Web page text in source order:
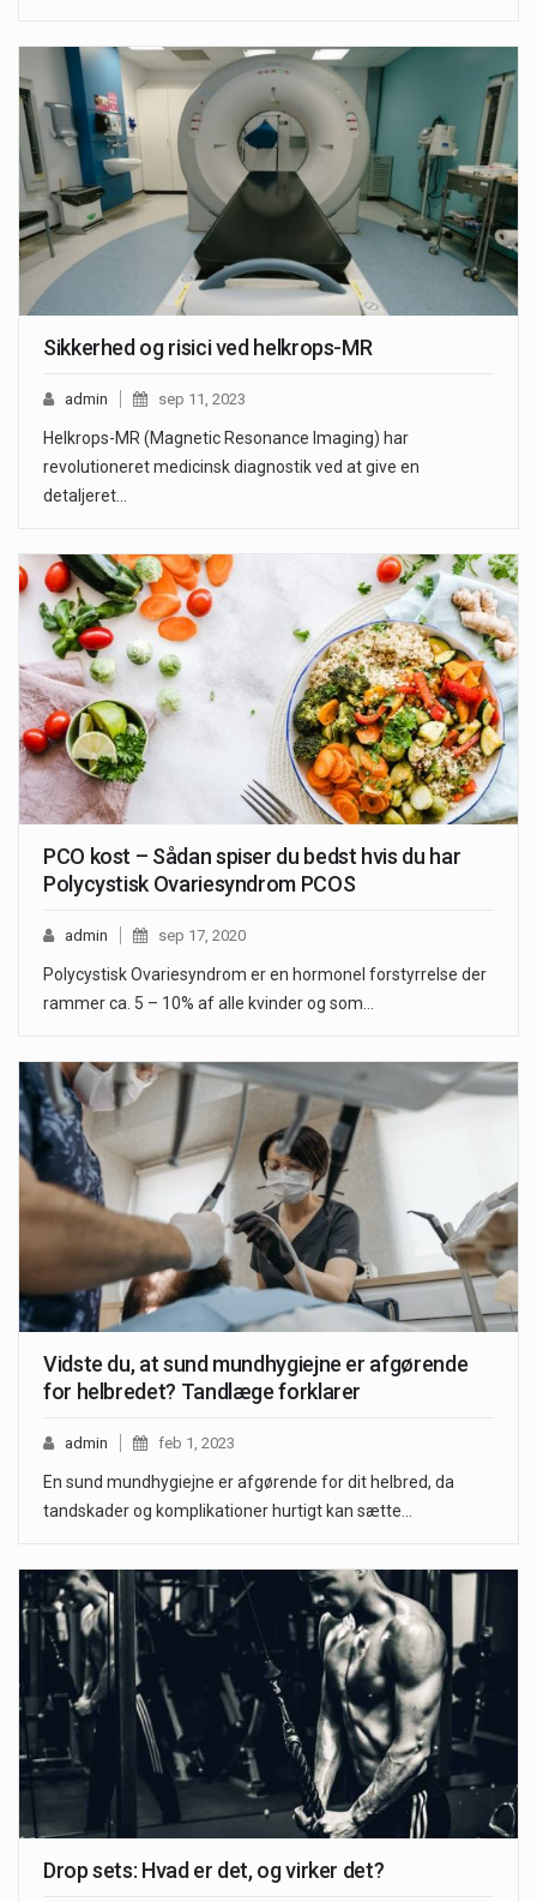
Sikkerhed og risici ved helkrops-MR
admin sep 11, 2023
Helkrops-MR (Magnetic Resonance Imaging) har
revolutioneret medicinsk diagnostik ved at give en
detaljeret…
PCO kost – Sådan spiser du bedst hvis du har
Polycystisk Ovariesyndrom PCOS
admin sep 17, 2020
Polycystisk Ovariesyndrom er en hormonel forstyrrelse der
rammer ca. 5 – 10% af alle kvinder og som…
Vidste du, at sund mundhygiejne er afgørende
for helbredet? Tandlæge forklarer
admin feb 1, 2023
En sund mundhygiejne er afgørende for dit helbred, da
tandskader og komplikationer hurtigt kan sætte…
Drop sets: Hvad er det, og virker det?